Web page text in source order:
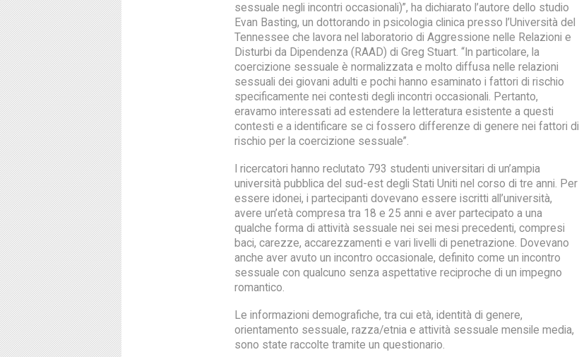
sessuale negli incontri occasionali)”, ha dichiarato l’autore dello studio
Evan Basting, un dottorando in psicologia clinica presso l’Università del
Tennessee che lavora nel laboratorio di Aggressione nelle Relazioni e
Disturbi da Dipendenza (RAAD) di Greg Stuart. “In particolare, la
coercizione sessuale è normalizzata e molto diffusa nelle relazioni
sessuali dei giovani adulti e pochi hanno esaminato i fattori di rischio
specificamente nei contesti degli incontri occasionali. Pertanto,
eravamo interessati ad estendere la letteratura esistente a questi
contesti e a identificare se ci fossero differenze di genere nei fattori di
rischio per la coercizione sessuale”.
I ricercatori hanno reclutato 793 studenti universitari di un’ampia
università pubblica del sud-est degli Stati Uniti nel corso di tre anni. Per
essere idonei, i partecipanti dovevano essere iscritti all’università,
avere un’età compresa tra 18 e 25 anni e aver partecipato a una
qualche forma di attività sessuale nei sei mesi precedenti, compresi
baci, carezze, accarezzamenti e vari livelli di penetrazione. Dovevano
anche aver avuto un incontro occasionale, definito come un incontro
sessuale con qualcuno senza aspettative reciproche di un impegno
romantico.
Le informazioni demografiche, tra cui età, identità di genere,
orientamento sessuale, razza/etnia e attività sessuale mensile media,
sono state raccolte tramite un questionario.